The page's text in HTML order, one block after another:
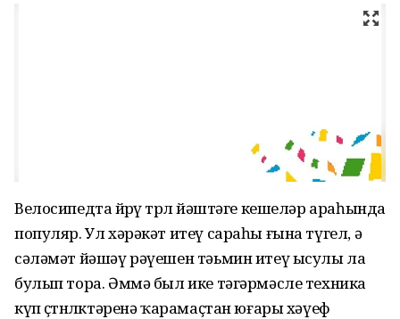
Велосипедта йөрөү төрлө йәштәге кешеләр араһында
популяр. Ул хәрәкәт итеү сараһы ғына түгел, ә
сәләмәт йәшәү рәүешен тәьмин итеү ысулы ла
булып тора. Әммә был ике тәгәрмәсле техника
күп өҫтөнлөктәренә ҡарамаҫтан юғары хәүеф